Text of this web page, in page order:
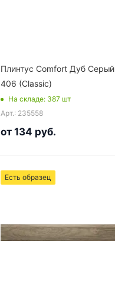
Плинтус Comfort Дуб Серый
406 (Classic)
На складе: 387 шт
Арт.: 235558
от 134 руб.
Есть образец